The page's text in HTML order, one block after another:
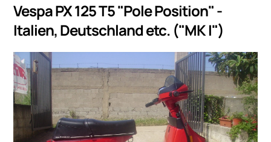
Vespa PX 125 T5 "Pole Position" -
Italien, Deutschland etc. ("MK I")